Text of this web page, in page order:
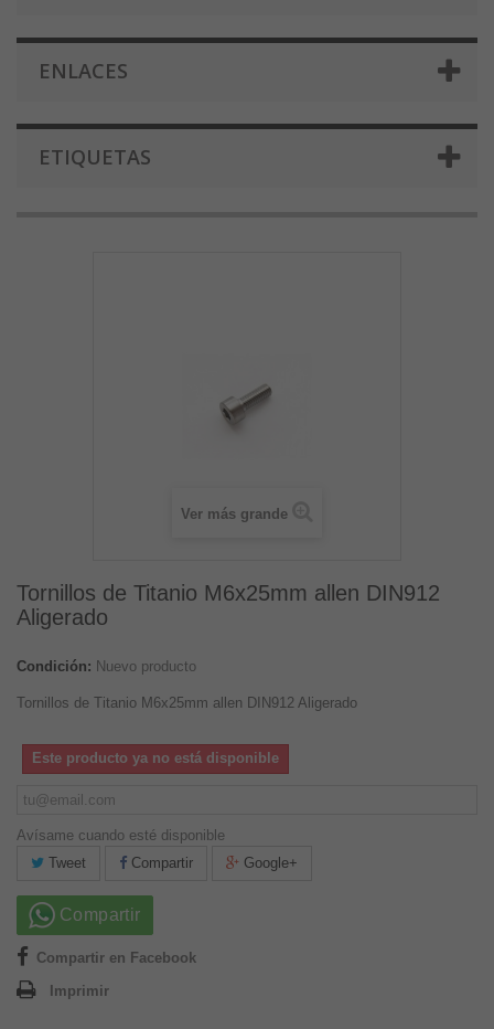
ENLACES
ETIQUETAS
Ver más grande
Tornillos de Titanio M6x25mm allen DIN912
Aligerado
Condición: Nuevo producto
Tornillos de Titanio M6x25mm allen DIN912 Aligerado
Este producto ya no está disponible
Avísame cuando esté disponible
Tweet
Compartir Google+
Compartir
Compartir en Facebook
Imprimir